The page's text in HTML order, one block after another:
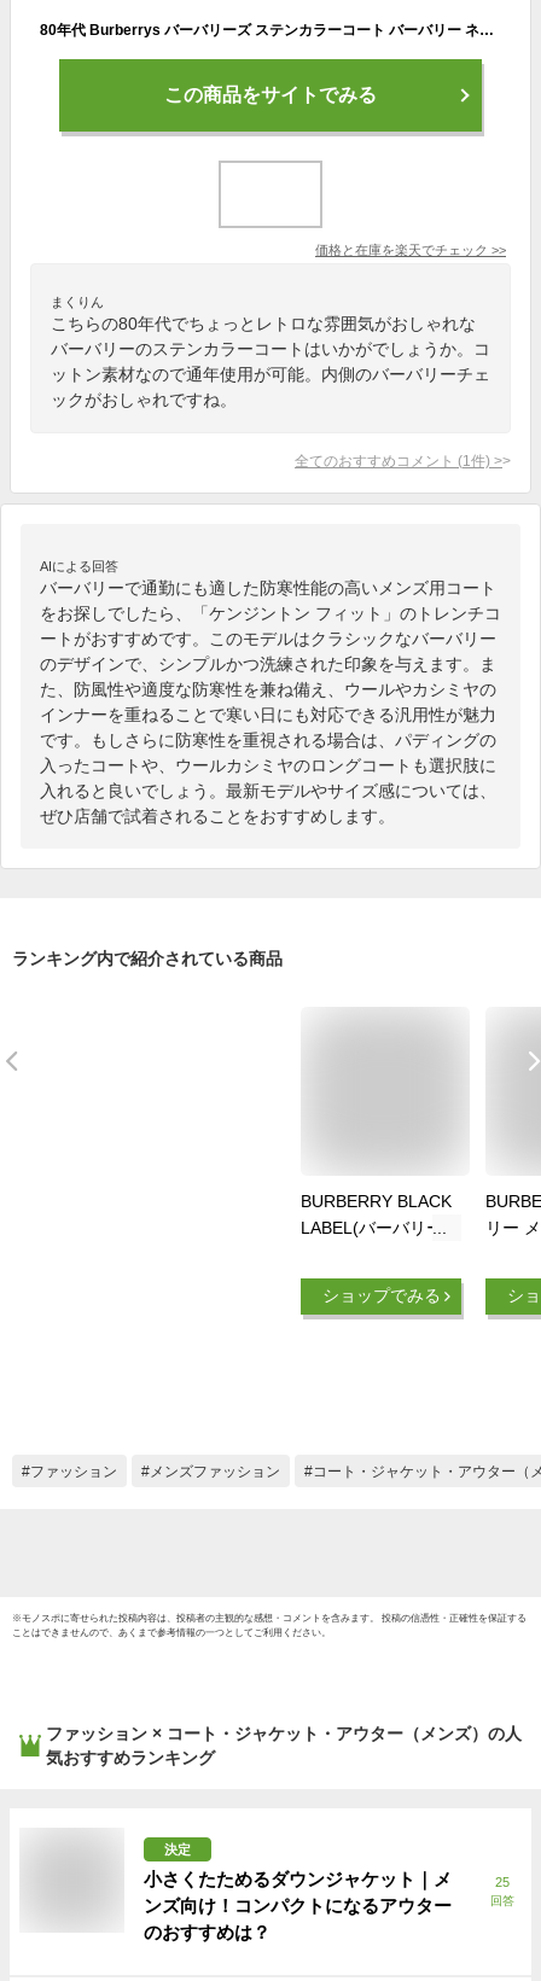
80年代 Burberrys バーバリーズ ステンカラーコート バーバリー ネイビー (メンズ L) P3802
この商品をサイトでみる
価格と在庫を楽天でチェック >>
まくりん
こちらの80年代でちょっとレトロな雰囲気がおしゃれな
バーバリーのステンカラーコートはいかがでしょうか。コ
ットン素材なので通年使用が可能。内側のバーバリーチェ
ックがおしゃれですね。
全てのおすすめコメント (1 件) >
AIによる回答
バーバリーで通勤にも適した防寒性能の高いメンズ用コート
をお探しでしたら、「ケンジントン フィット」のトレンチコ
ートがおすすめです。このモデルはクラシックなバーバリー
のデザインで、シンプルかつ洗練された印象を与えます。ま
た、防風性や適度な防寒性を兼ね備え、ウールやカシミヤの
インナーを重ねることで寒い日にも対応できる汎用性が魅力
です。もしさらに防寒性を重視される場合は、パディングの
入ったコートや、ウールカシミヤのロングコートも選択肢に
入れると良いでしょう。最新モデルやサイズ感については、
ぜひ店舗で試着されることをおすすめします。
ランキング内で紹介されている商品
BURBERRY BLACK
LABEL(バーバリーブ
テンカラーコート L
サイズ ブラック
ショップでみる
リー
シ
ファッション メンズファッション コート・ジャケット・アウター（
※モノスポに寄せられた投稿内容は、投稿者の主観的な感想・コメントを含みます。 投稿の信憑性・正確性を保証する
ことはできませんので、あくまで参考情報の一つとしてご利用ください。
ファッション × コート・ジャケット・アウター（メンズ） の人
気おすすめランキング
決定
小さくたためるダウンジャケット｜メ
ンズ向け！コンパクトになるアウター
のおすすめは？
25
回答